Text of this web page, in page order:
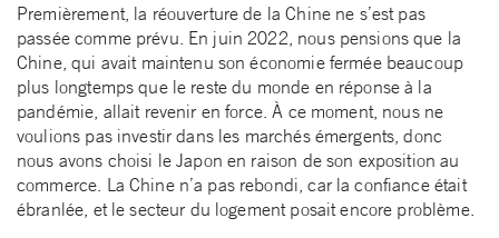
Premièrement, la réouverture de la Chine ne s’est pas
passée comme prévu. En juin 2022, nous pensions que la
Chine, qui avait maintenu son économie fermée beaucoup
plus longtemps que le reste du monde en réponse à la
pandémie, allait revenir en force. À ce moment, nous ne
voulions pas investir dans les marchés émergents, donc
nous avons choisi le Japon en raison de son exposition au
commerce. La Chine n’a pas rebondi, car la confiance était
ébranlée, et le secteur du logement posait encore problème.